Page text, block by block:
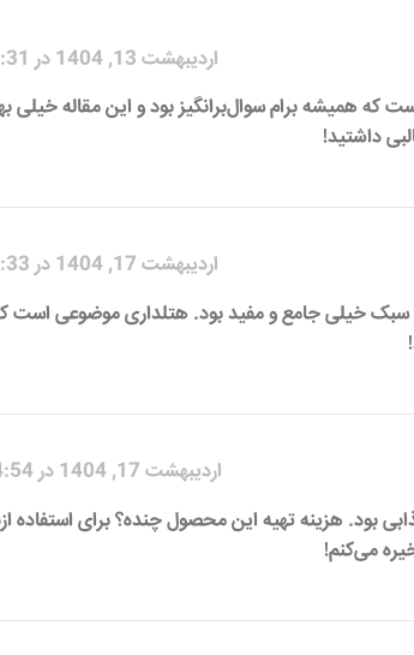
اردیبهشت 13, 1404 در 8:31 ق.ظ
همیشه برام سوال‌برانگیز بود و این مقاله خیلی
داشتید!
اردیبهشت 17, 1404 در 2:33 ق.ظ
و سبک خیلی جامع و مفید بود. هتلداری موضوعی است
اردیبهشت 17, 1404 در 4:54 ب.ظ
بود. هزینه تهیه این محصول چنده؟ برای استفاده
می‌کنم!